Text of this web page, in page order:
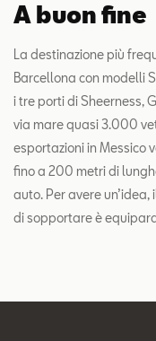
A buon fine
La destinazione più
Barcellona con modelli
i tre porti di Sheerness,
via mare quasi 3.000
esportazioni in Messico
fino a 200 metri di
auto. Per avere
di sopportare è